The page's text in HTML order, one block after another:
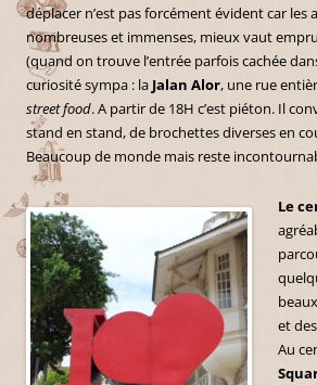
déplacer n’est pas forcément évident car les
nombreuses et immenses, mieux vaut
(quand on trouve l’entrée parfois cachée
curiosité sympa : la Jalan Alor, une rue
street food. A partir de 18H c’est piéton. Il
stand en stand, de brochettes diverses en
Beaucoup de monde mais reste
Le
et
Au